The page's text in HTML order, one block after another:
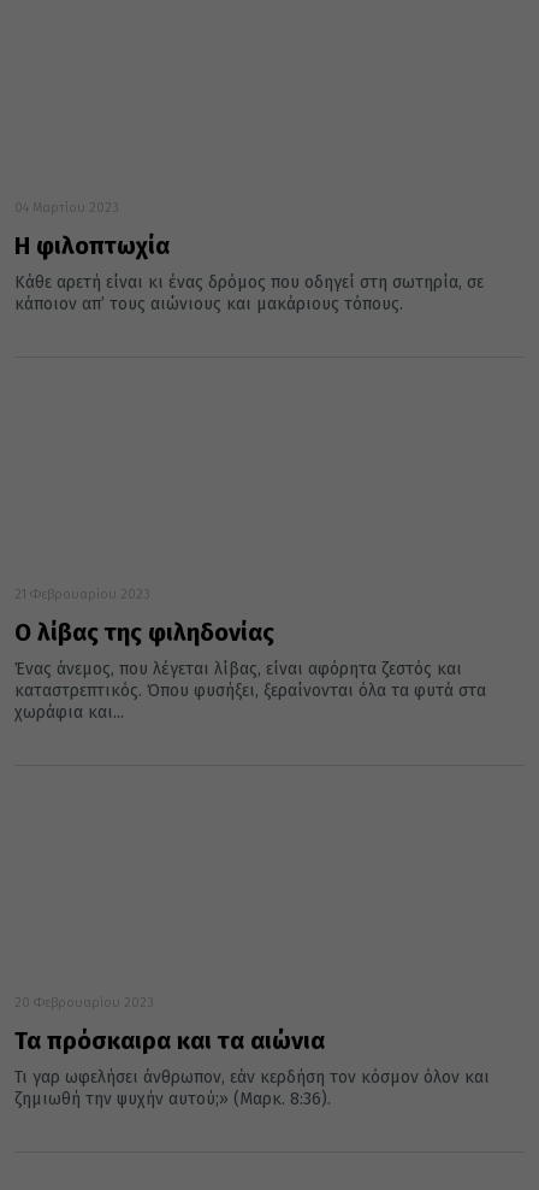
04 Μαρτίου 2023
Η φιλοπτωχία
Κάθε αρετή είναι κι ένας δρόμος που οδηγεί στη σωτηρία, σε
κάποιον απ’ τους αιώνιους και μακάριους τόπους.
21 Φεβρουαρίου 2023
Ο λίβας της φιληδονίας
Ένας άνεμος, που λέγεται λίβας, είναι αφόρητα ζεστός και
καταστρεπτικός. Όπου φυσήξει, ξεραίνονται όλα τα φυτά στα
χωράφια και...
20 Φεβρουαρίου 2023
Τα πρόσκαιρα και τα αιώνια
Τι γαρ ωφελήσει άνθρωπον, εάν κερδήση τον κόσμον όλον και
ζημιωθή την ψυχήν αυτού;» (Μαρκ. 8:36).